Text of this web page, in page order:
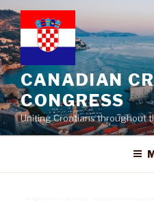
Skip
to
content
CANADIAN
CONGRESS
Uniting Croatians throughout